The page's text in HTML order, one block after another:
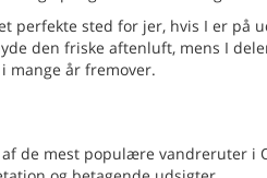
perfekte sted for jer, hvis I er på
den friske aftenluft, mens I
mange år fremover.
de mest populære vandreruter i